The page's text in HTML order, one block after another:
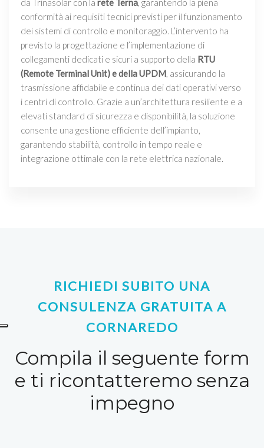
da Trinasolar con la rete Terna, garantendo la piena
conformità ai requisiti tecnici previsti per il funzionamento
dei sistemi di controllo e monitoraggio. L’intervento ha
previsto la progettazione e l’implementazione di
collegamenti dedicati e sicuri a supporto della RTU
(Remote Terminal Unit) e della UPDM, assicurando la
trasmissione affidabile e continua dei dati operativi verso
i centri di controllo. Grazie a un’architettura resiliente e a
elevati standard di sicurezza e disponibilità, la soluzione
consente una gestione efficiente dell’impianto,
garantendo stabilità, controllo in tempo reale e
integrazione ottimale con la rete elettrica nazionale.
RICHIEDI SUBITO UNA
CONSULENZA GRATUITA A
CORNAREDO
Compila il seguente form
e ti ricontatteremo senza
impegno